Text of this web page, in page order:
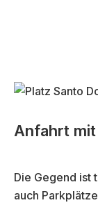
Anfahrt
Die Gegend ist
auch